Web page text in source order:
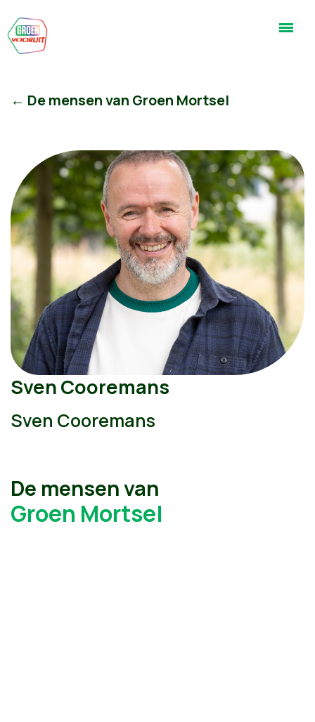
← De mensen van Groen Mortsel
Sven Cooremans
Sven Cooremans
De mensen van
Groen Mortsel